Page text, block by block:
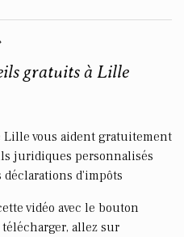
gratuits à Lille
Lille vous aident gratuitement
juridiques personnalisés
d'impôts
vidéo avec le bouton
allez sur